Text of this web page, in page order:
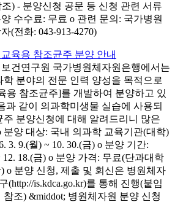
) - 분양신청 공문 등 신청 관련 서류
수수료: 무료 o 관련 문의: 국가병원
(전화: 043-913-4270)
육용 참조균주 분양 안내
건연구원 국가병원체자원은행에서는
학 분야의 전문 인력 양성을 목적으로
용 참조균주]를 개발하여 분양하고 있
과 같이 의과학미생물 실습에 사용되
주 분양신청에 대해 알려드리니 많은
분양 대상: 국내 의과학 교육기관(대학)
3. 9.(월) ~ 10. 30.(금) o 분양 기간:
12. 18.(금) o 분양 가격: 무료(단과대학
o 분양 신청, 제출 및 회신은 병원체자
(http://is.kdca.go.kr)를 통해 진행(붙임
참조) &middot; 병원체자원 분양 신청